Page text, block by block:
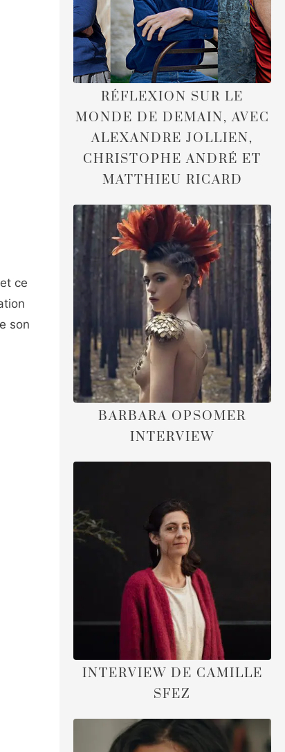
ce
son
RÉFLEXION SUR LE
MONDE DE DEMAIN, AVEC
ALEXANDRE JOLLIEN,
CHRISTOPHE ANDRÉ ET
MATTHIEU RICARD
BARBARA OPSOMER
INTERVIEW
INTERVIEW DE CAMILLE
SFEZ